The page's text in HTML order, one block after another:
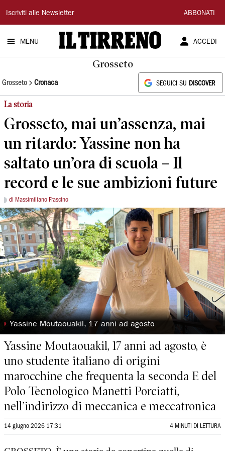
Il
Tirreno
Iscriviti alle Newsletter ABBONATI
MENU ACCEDI
Grosseto
Grosseto Cronaca SEGUICI SU DISCOVER
La storia
Grosseto, mai un’assenza, mai
un ritardo: Yassine non ha
saltato un’ora di scuola – Il
record e le sue ambizioni future
di Massimiliano Frascino
◗ Yassine Moutaouakil, 17 anni ad agosto
Yassine Moutaouakil, 17 anni ad agosto, è
uno studente italiano di origini
marocchine che frequenta la seconda E del
Polo Tecnologico Manetti Porciatti,
nell’indirizzo di meccanica e meccatronica
14 giugno 2026 17:31 4 MINUTI DI LETTURA